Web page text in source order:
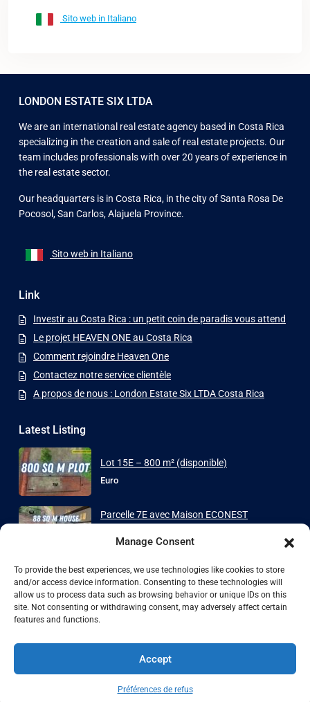
Manage Consent
To provide the best experiences, we use technologies like cookies to store
and/or access device information. Consenting to these technologies will
allow us to process data such as browsing behavior or unique IDs on this
site. Not consenting or withdrawing consent, may adversely affect certain
features and functions.
Accept
Préférences de refus
Sito web in Italiano
LONDON ESTATE SIX LTDA
We are an international real estate agency based in Costa Rica
specializing in the creation and sale of real estate projects. Our
team includes professionals with over 20 years of experience in
the real estate sector.
Our headquarters is in Costa Rica, in the city of Santa Rosa De
Pocosol, San Carlos, Alajuela Province.
Sito web in Italiano
Link
Investir au Costa Rica : un petit coin de paradis vous attend
Le projet HEAVEN ONE au Costa Rica
Comment rejoindre Heaven One
Contactez notre service clientèle
A propos de nous : London Estate Six LTDA Costa Rica
Latest Listing
Lot 15E – 800 m² (disponible)
Euro
Parcelle 7E avec Maison ECONEST
à partir de Euro
Copyright London Estate SIX LTDA. All Rights Reserved.